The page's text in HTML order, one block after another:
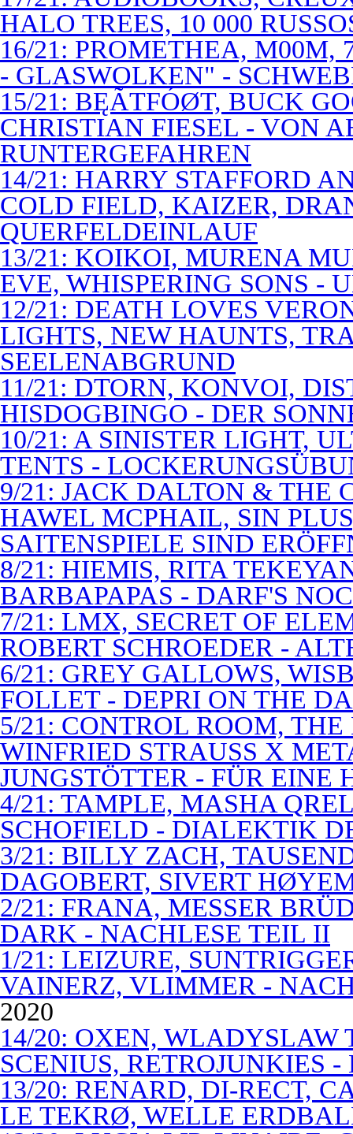
HALO TREES, 10 000
16/21: PROMETHEA, M00M,
- GLASWOLKEN" -
15/21: BĘÃTFÓØT, BUCK
CHRISTIAN FIESEL - VON
RUNTERGEFAHREN
14/21: HARRY STAFFORD
COLD FIELD, KAIZER,
QUERFELDEINLAUF
13/21: KOIKOI, MURENA
EVE, WHISPERING SONS -
12/21: DEATH LOVES
LIGHTS, NEW HAUNTS,
SEELENABGRUND
11/21: DTORN, KONVOI,
HISDOGBINGO - DER
10/21: A SINISTER LIGHT,
TENTS -
9/21: JACK DALTON & THE
HAWEL MCPHAIL, SIN
SAITENSPIELE SIND
8/21: HIEMIS, RITA
BARBAPAPAS - DARF'S
7/21: LMX, SECRET OF
ROBERT SCHROEDER -
6/21: GREY GALLOWS,
FOLLET - DEPRI ON THE
5/21: CONTROL ROOM,
WINFRIED STRAUSS X
JUNGSTÖTTER - FÜR EINE
4/21: TAMPLE, MASHA
SCHOFIELD - DIALEKTIK
3/21: BILLY ZACH,
DAGOBERT, SIVERT
2/21: FRANA, MESSER
DARK - NACHLESE TEIL II
1/21: LEIZURE,
VAINERZ, VLIMMER -
2020
14/20: OXEN, WLADYSLAW
SCENIUS, RETROJUNKIES
13/20: RENARD, DI-RECT,
LE TEKRØ, WELLE